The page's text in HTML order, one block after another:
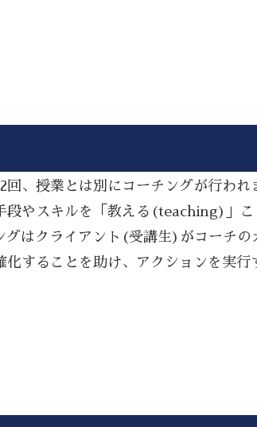
、授業とは別にコーチングが行われ
段やスキルを「教える(teaching)」こ
グはクライアント(受講生)がコーチの
することを助け、アクションを実行